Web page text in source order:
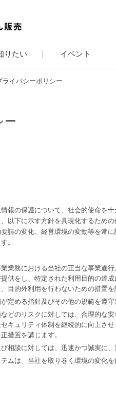
りたい イベント
ライバシーポリシー
ー
報の保護について、社会的使命を
以下に示す方針を具現化するため
請の変化、経営環境の変動等を常
。
業務における当社の正当な事業遂
供をし、特定された利用目的の達
目的外利用を行わないための措置を
定める指針及びその他の規範を遵守
どのリスクに対しては、合理的な
キュリティ体制を継続的に向上さ
措置を講じます。
相談に対しては、迅速かつ誠実に、
ムは、当社を取り巻く環境の変化